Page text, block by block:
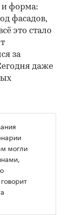
и форма:
фасадов,
это стало
за
даже
могли